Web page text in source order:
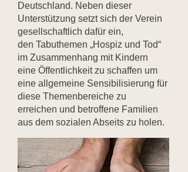
Deutschland. Neben dieser
Unterstützung setzt sich der Verein
gesellschaftlich dafür ein,
den Tabuthemen „Hospiz und Tod“
im Zusammenhang mit Kindern
eine Öffentlichkeit zu schaffen um
eine allgemeine Sensibilisierung für
diese Themenbereiche zu
erreichen und betroffene Familien
aus dem sozialen Abseits zu holen.